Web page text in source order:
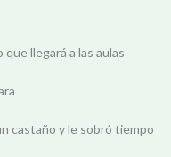
llegará a las aulas
castaño y le sobró tiempo